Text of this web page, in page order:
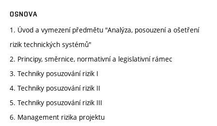
OSNOVA
1. Úvod a vymezení předmětu "Analýza, posouzení a ošetření
rizik technických systémů"
2. Principy, směrnice, normativní a legislativní rámec
3. Techniky posuzování rizik I
4. Techniky posuzování rizik II
5. Techniky posuzování rizik III
6. Management rizika projektu